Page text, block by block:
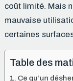
coût limité. Mais
mauvaise
certaines
Table des
Ce qu’un